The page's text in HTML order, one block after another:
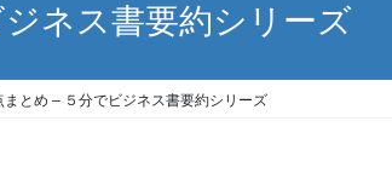
ネス書要約シリーズ
まとめ – ５分でビジネス書要約シリーズ